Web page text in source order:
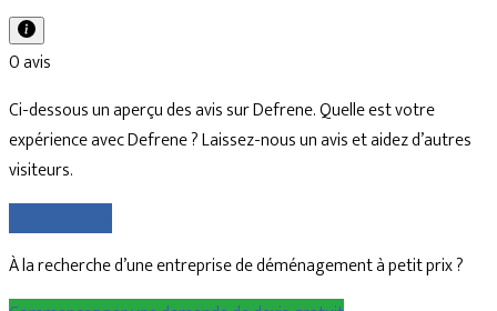
0 avis
Ci-dessous un aperçu des avis sur Defrene. Quelle est votre
expérience avec Defrene ? Laissez-nous un avis et aidez d’autres
visiteurs.
À la recherche d’une entreprise de déménagement à petit prix ?